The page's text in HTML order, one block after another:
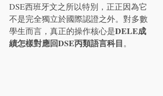
DSE西班牙文之所以特別，正正因為它
不是完全獨立於國際認證之外。對多數
學生而言，真正的操作核心是DELE成
績怎樣對應回DSE丙類語言科目。